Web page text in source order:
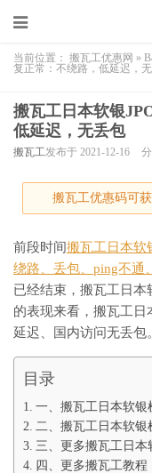
当前位置： 搬瓦工优惠网 »
复正常：不绕路，低延迟，
搬瓦工日本软银
低延迟，无丢包
搬瓦工发布于 2021-12-16
搬瓦工优惠码可
前段时间搬瓦工日本软
绕路、丢包、ping不通
已经结束，搬瓦工日
的表现来看，搬瓦工
延迟、国内访问无丢包。
目录
一、搬瓦工日本软银
二、搬瓦工日本软银
三、更多搬瓦工日本
四、更多搬瓦工教程